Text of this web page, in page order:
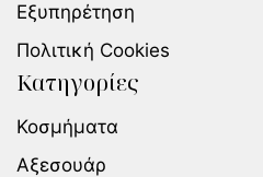
Εξυπηρέτηση
Πολιτική Cookies
Κατηγορίες
Κοσμήματα
Αξεσουάρ